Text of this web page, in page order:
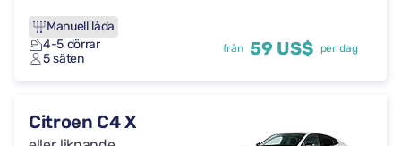
Manuell låda
4-5 dörrar
5 säten
från 59 US$ per dag
Citroen C4 X